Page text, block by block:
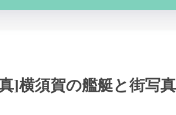
]横須賀の艦艇と街写